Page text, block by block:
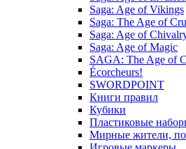
Saga: Age of Vikings
Saga: The Age of
Saga: Age of
Saga: Age of Magic
SAGA: The Age of
Écorcheurs!
SWORDPOINT
Книги правил
Кубики
Пластиковые
Мирные жители,